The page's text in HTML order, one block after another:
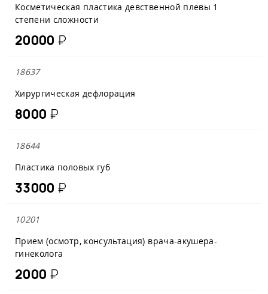
Косметическая пластика девственной плевы 1
степени сложности
20000 ₽
18637
Хирургическая дефлорация
8000 ₽
18644
Пластика половых губ
33000 ₽
10201
Прием (осмотр, консультация) врача-акушера-
гинеколога
2000 ₽